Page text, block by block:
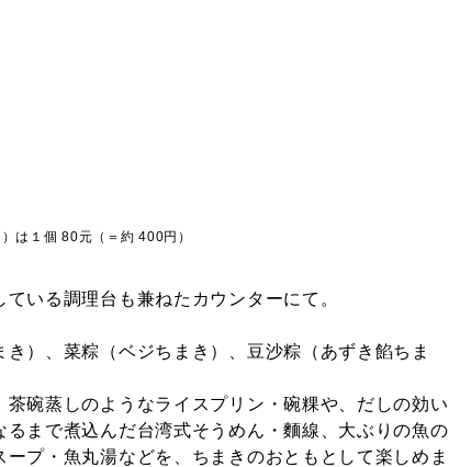
は１個 80元（＝約 400円）
いる調理台も兼ねたカウンターにて。
）、菜粽（ベジちまき）、豆沙粽（あずき餡ちま
茶碗蒸しのようなライスプリン・碗粿や、だしの効い
るまで煮込んだ台湾式そうめん・麵線、大ぶりの魚の
プ・魚丸湯などを、ちまきのおともとして楽しめま